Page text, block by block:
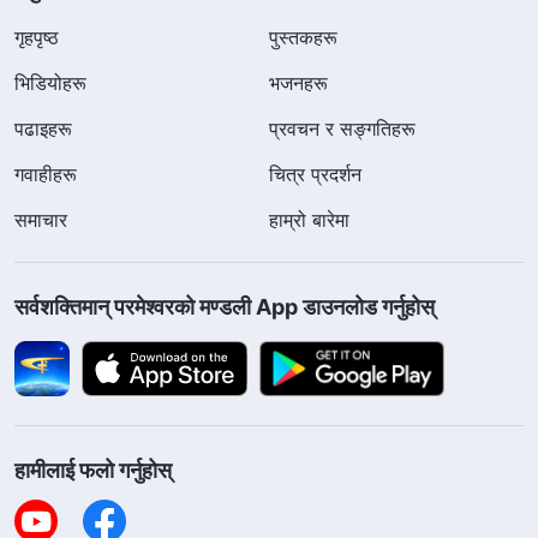
गृहपृष्ठ
पुस्तकहरू
भिडियोहरू
भजनहरू
पढाइहरू
प्रवचन र सङ्गतिहरू
गवाहीहरू
चित्र प्रदर्शन
समाचार
हाम्रो बारेमा
सर्वशक्तिमान्‌ परमेश्‍वरको मण्डली App डाउनलोड गर्नुहोस्
हामीलाई फलो गर्नुहोस्